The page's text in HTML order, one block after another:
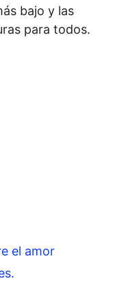
bajo y las
para todos.
el amor